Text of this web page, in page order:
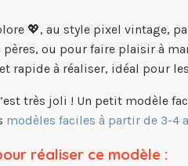
💖, au style pixel vintage,
pères, ou pour faire plaisir à
rapide à réaliser, idéal pour
très joli ! Un petit modèle
modèles faciles à partir de 3-4
réaliser ce modèle :